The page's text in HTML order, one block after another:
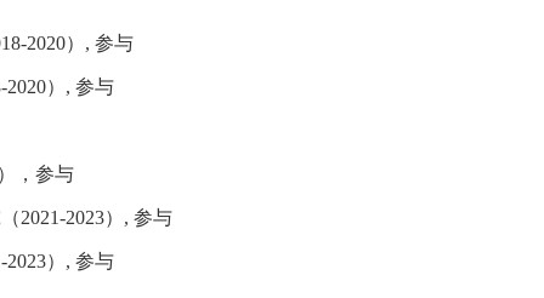
2020） , 参与
2020） , 参与
，参与
2021-2023） , 参与
2023） , 参与